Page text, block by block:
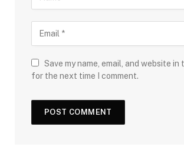
Save my name, email, and website in
for the next time I comment.